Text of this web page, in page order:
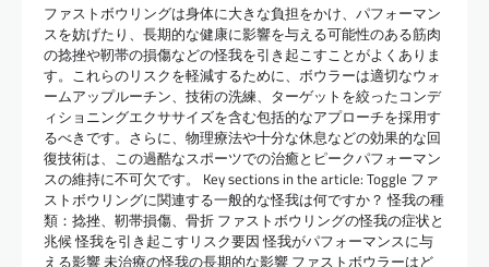
ファストボウリングは身体に大きな負担をかけ、パフォーマン
スを妨げたり、長期的な健康に影響を与える可能性のある筋肉
の捻挫や靭帯の損傷などの怪我を引き起こすことがよくありま
す。これらのリスクを軽減するために、ボウラーは適切なウォ
ームアップルーチン、技術の洗練、ターゲットを絞ったコンデ
ィショニングエクササイズを含む包括的なアプローチを採用す
るべきです。さらに、物理療法や十分な休息などの効果的な回
復技術は、この過酷なスポーツでの治癒とピークパフォーマン
スの維持に不可欠です。 Key sections in the article: Toggle ファ
ストボウリングに関連する一般的な怪我は何ですか？ 怪我の種
類：捻挫、靭帯損傷、骨折 ファストボウリングの怪我の症状と
兆候 怪我を引き起こすリスク要因 怪我がパフォーマンスに与
える影響 未治療の怪我の長期的な影響 ファストボウラーはど